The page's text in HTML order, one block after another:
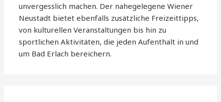
unvergesslich machen. Der nahegelegene Wiener
Neustadt bietet ebenfalls zusätzliche Freizeittipps,
von kulturellen Veranstaltungen bis hin zu
sportlichen Aktivitäten, die jeden Aufenthalt in und
um Bad Erlach bereichern.